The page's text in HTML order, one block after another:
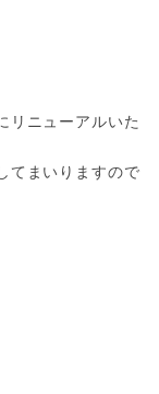
リニューアルいた
てまいりますので